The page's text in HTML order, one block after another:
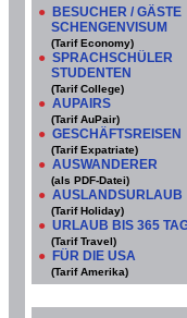
● BESUCHER / GÄSTE
SCHENGENVISUM
(Tarif Economy)
● SPRACHSCHÜLER
STUDENTEN
(Tarif College)
● AUPAIRS
(Tarif AuPair)
● GESCHÄFTSREISEN
(Tarif Expatriate)
● AUSWANDERER
(als PDF-Datei)
● AUSLANDSURLAUB
(Tarif Holiday)
● URLAUB BIS 365
(Tarif Travel)
● FÜR DIE USA
(Tarif Amerika)